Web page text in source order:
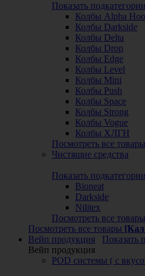
Показать подкатегории
Колбы Alpha
Колбы Darkside
Колбы Delta
Колбы Drop
Колбы Edge
Колбы Level
Колбы Mini
Колбы Push
Колбы Space
Колбы Strong
Колбы Vogue
Колбы ХЛГН
Посмотреть все товары
Чистящие средства
Показать подкатегории
Bioneat
Darkside
Nilitex
Посмотреть все товары
Посмотреть все товары
Вейп продукция
Показать
Вейп продукция
POD системы ( с